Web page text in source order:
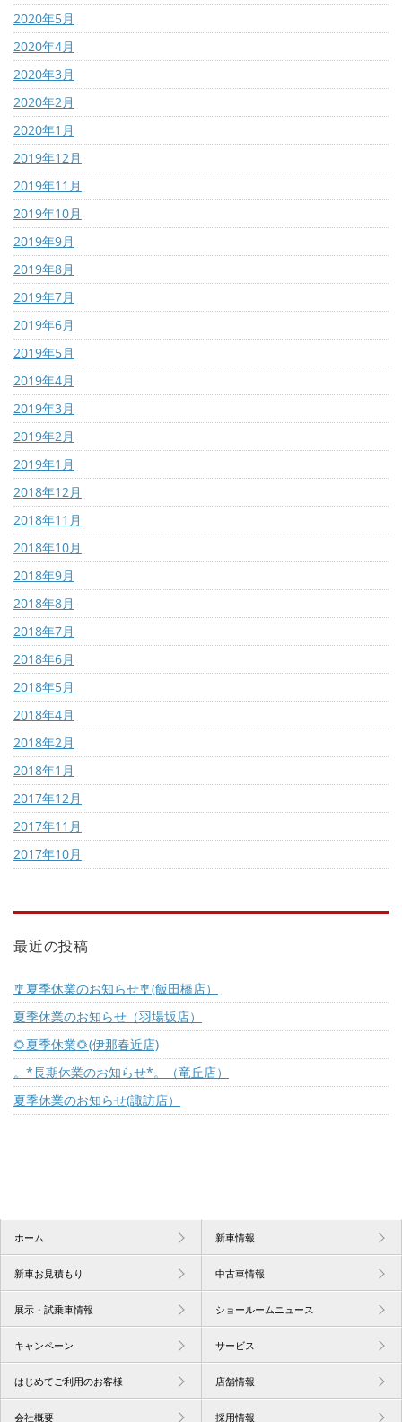
2020年5月
2020年4月
2020年3月
2020年2月
2020年1月
2019年12月
2019年11月
2019年10月
2019年9月
2019年8月
2019年7月
2019年6月
2019年5月
2019年4月
2019年3月
2019年2月
2019年1月
2018年12月
2018年11月
2018年10月
2018年9月
2018年8月
2018年7月
2018年6月
2018年5月
2018年4月
2018年2月
2018年1月
2017年12月
2017年11月
2017年10月
最近の投稿
🎐夏季休業のお知らせ🎐(飯田橋店）
夏季休業のお知らせ（羽場坂店）
🌻夏季休業🌻(伊那春近店)
。*長期休業のお知らせ*。（竜丘店）
夏季休業のお知らせ(諏訪店）
ホーム 新車情報
新車お見積もり 中古車情報
展示・試乗車情報 ショールームニュース
キャンペーン サービス
はじめてご利用のお客様 店舗情報
会社概要 採用情報